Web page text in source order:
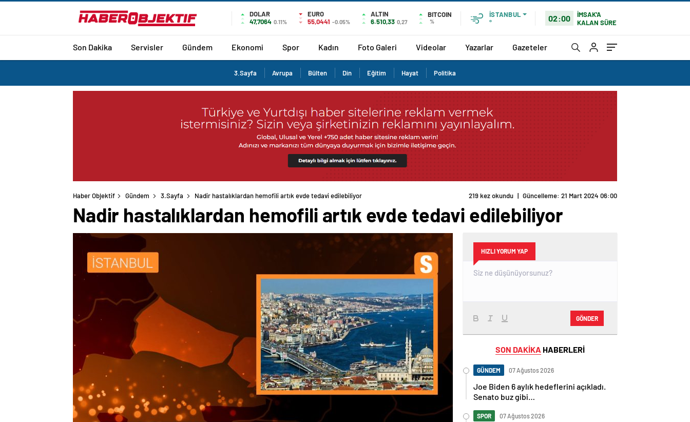
DOLAR
47,7064 0.11%
EURO
55,0441 -0.05%
ALTIN
6.510,33 0,27
BITCOIN
%
İSTANBUL
°
02:00
İMSAK'A
KALAN SÜRE
Son Dakika Servisler Gündem Ekonomi Spor Kadın Foto Galeri Videolar Yazarlar Gazeteler
3.Sayfa Avrupa Bülten Din Eğitim Hayat Politika
Haber Objektif Gündem 3.Sayfa Nadir hastalıklardan hemofili artık evde tedavi edilebiliyor 219 kez okundu | Güncelleme: 21 Mart 2024 06:00
Nadir hastalıklardan hemofili artık evde tedavi edilebiliyor
HIZLI YORUM YAP
GÖNDER
SON DAKİKA HABERLERİ
GÜNDEM 07 Ağustos 2026
Joe Biden 6 aylık hedeflerini açıkladı.
Senato buz gibi…
SPOR 07 Ağustos 2026